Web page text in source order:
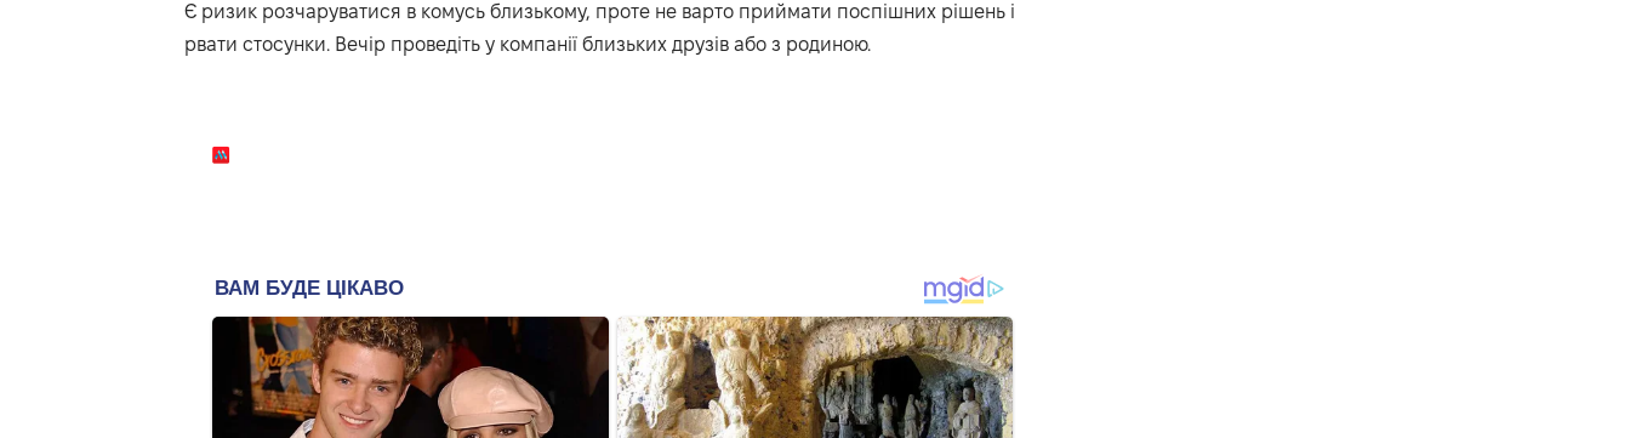
Є ризик розчаруватися в комусь близькому, проте не варто приймати поспішних рішень і
рвати стосунки. Вечір проведіть у компанії близьких друзів або з родиною.